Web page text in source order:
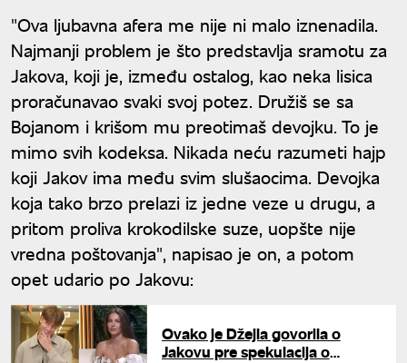
"Ova ljubavna afera me nije ni malo iznenadila.
Najmanji problem je što predstavlja sramotu za
Jakova, koji je, između ostalog, kao neka lisica
proračunavao svaki svoj potez. Družiš se sa
Bojanom i krišom mu preotimaš devojku. To je
mimo svih kodeksa. Nikada neću razumeti hajp
koji Jakov ima među svim slušaocima. Devojka
koja tako brzo prelazi iz jedne veze u drugu, a
pritom proliva krokodilske suze, uopšte nije
vredna poštovanja", napisao je on, a potom
opet udario po Jakovu:
Ovako je Džejla govorila o
Jakovu pre spekulacija o